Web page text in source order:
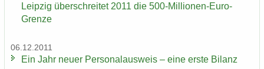
Leip­zig über­schrei­tet 2011 die 500-​Millionen-Euro-
Grenze
06.12.2011
Ein Jahr neuer Per­so­nal­aus­weis – eine erste Bi­lanz